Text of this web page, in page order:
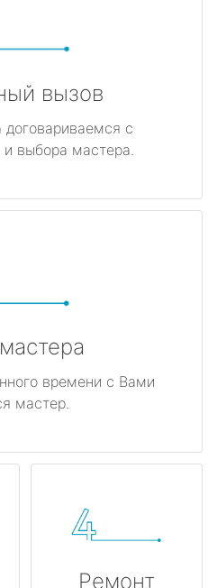
вызов
договариваемся с
выбора мастера.
времени с Вами
мастер.
Ремонт